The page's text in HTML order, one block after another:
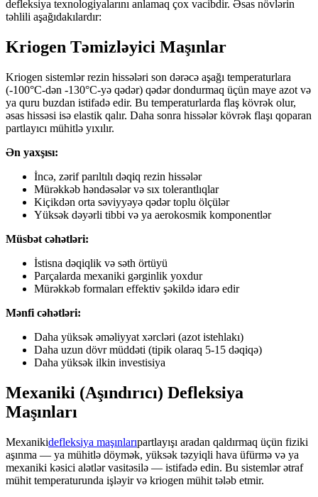
defleksiya texnologiyalarını anlamaq çox vacibdir. Əsas növlərin
təhlili aşağıdakılardır:
Kriogen Təmizləyici Maşınlar
Kriogen sistemlər rezin hissələri son dərəcə aşağı temperaturlara
(-100°C-dən -130°C-yə qədər) qədər dondurmaq üçün maye azot və
ya quru buzdan istifadə edir. Bu temperaturlarda flaş kövrək olur,
əsas hissəsi isə elastik qalır. Daha sonra hissələr kövrək flaşı qoparan
partlayıcı mühitlə yıxılır.
Ən yaxşısı:
İncə, zərif parıltılı dəqiq rezin hissələr
Mürəkkəb həndəsələr və sıx tolerantlıqlar
Kiçikdən orta səviyyəyə qədər toplu ölçülər
Yüksək dəyərli tibbi və ya aerokosmik komponentlər
Müsbət cəhətləri:
İstisna dəqiqlik və səth örtüyü
Parçalarda mexaniki gərginlik yoxdur
Mürəkkəb formaları effektiv şəkildə idarə edir
Mənfi cəhətləri:
Daha yüksək əməliyyat xərcləri (azot istehlakı)
Daha uzun dövr müddəti (tipik olaraq 5-15 dəqiqə)
Daha yüksək ilkin investisiya
Mexaniki (Aşındırıcı) Defleksiya
Maşınları
Mexanikidefleksiya maşınlarıpartlayışı aradan qaldırmaq üçün fiziki
aşınma — ya mühitlə döymək, yüksək təzyiqli hava üfürmə və ya
mexaniki kəsici alətlər vasitəsilə — istifadə edin. Bu sistemlər ətraf
mühit temperaturunda işləyir və kriogen mühit tələb etmir.